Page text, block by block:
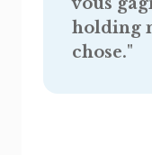
holding
chose."